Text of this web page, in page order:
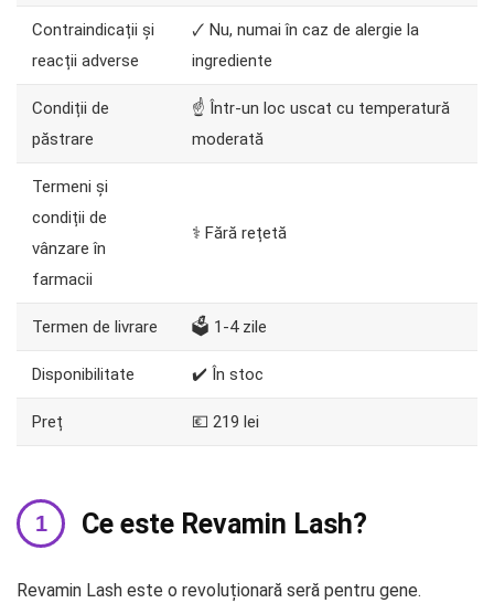
Contraindicații și
reacții adverse
🗸 Nu, numai în caz de alergie la
ingrediente
Condiții de
păstrare
☝ Într-un loc uscat cu temperatură
moderată
Termeni și
condiții de
vânzare în
farmacii
⚕️ Fără rețetă
Termen de livrare 🗳️ 1-4 zile
Disponibilitate ✔️ În stoc
Preț 💶 219 lei
Ce este Revamin Lash?
Revamin Lash este o revoluționară seră pentru gene.